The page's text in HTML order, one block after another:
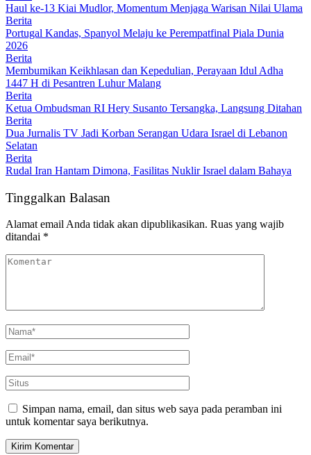
Haul ke-13 Kiai Mudlor, Momentum Menjaga Warisan Nilai Ulama
Berita
Portugal Kandas, Spanyol Melaju ke Perempatfinal Piala Dunia
2026
Berita
Membumikan Keikhlasan dan Kepedulian, Perayaan Idul Adha
1447 H di Pesantren Luhur Malang
Berita
Ketua Ombudsman RI Hery Susanto Tersangka, Langsung Ditahan
Berita
Dua Jurnalis TV Jadi Korban Serangan Udara Israel di Lebanon
Selatan
Berita
Rudal Iran Hantam Dimona, Fasilitas Nuklir Israel dalam Bahaya
Tinggalkan Balasan
Alamat email Anda tidak akan dipublikasikan. Ruas yang wajib
ditandai *
Simpan nama, email, dan situs web saya pada peramban ini
untuk komentar saya berikutnya.